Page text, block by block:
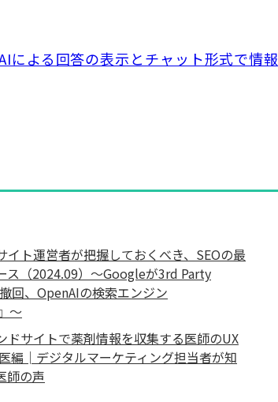
による回答の表示とチャット形式で情報
イト運営者が把握しておくべき、SEOの最
ス（2024.09）～Googleが3rd Party
回、OpenAIの検索エンジン
～
ドサイトで薬剤情報を収集する医師のUX
編│デジタルマーケティング担当者が知
師の声